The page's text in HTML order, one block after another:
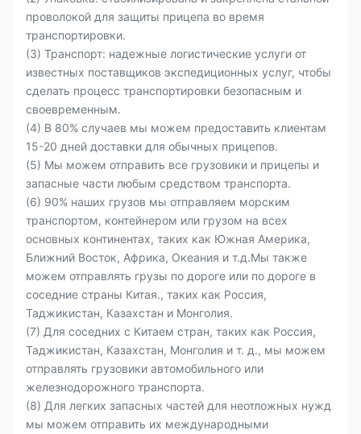
проволокой для защиты прицепа во время
транспортировки.
(3) Транспорт: надежные логистические услуги от
известных поставщиков экспедиционных услуг, чтобы
сделать процесс транспортировки безопасным и
своевременным.
(4) В 80% случаев мы можем предоставить клиентам
15-20 дней доставки для обычных прицепов.
(5) Мы можем отправить все грузовики и прицепы и
запасные части любым средством транспорта.
(6) 90% наших грузов мы отправляем морским
транспортом, контейнером или грузом на всех
основных континентах, таких как Южная Америка,
Ближний Восток, Африка, Океания и т.д.Мы также
можем отправлять грузы по дороге или по дороге в
соседние страны Китая., таких как Россия,
Таджикистан, Казахстан и Монголия.
(7) Для соседних с Китаем стран, таких как Россия,
Таджикистан, Казахстан, Монголия и т. д., мы можем
отправлять грузовики автомобильного или
железнодорожного транспорта.
(8) Для легких запасных частей для неотложных нужд
мы можем отправить их международными